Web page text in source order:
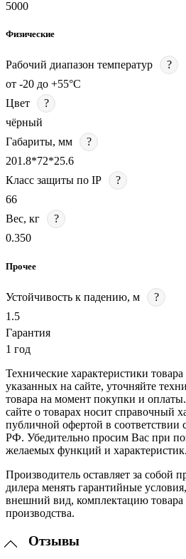
5000
Физические
Рабочий диапазон температур
?
от -20 до +55°С
Цвет
?
чёрный
Габариты, мм
?
201.8*72*25.6
Класс защиты по IP
?
66
Вес, кг
?
0.350
Прочее
Устойчивость к падению, м
?
1.5
Гарантия
1 год
Технические характеристики
указанных на сайте, уточняйте
товара на момент покупки и
сайте о товарах носит справочный
публичной офертой в соответствии
РФ. Убедительно просим Вас при
желаемых функций и характеристик.
Производитель оставляет за собой
дилера менять гарантийные
внешний вид, комплектацию товара
производства.
Отзывы